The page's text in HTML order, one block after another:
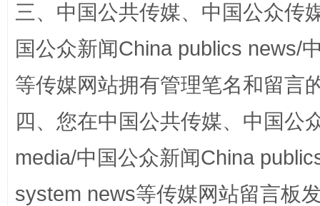
“刷贴”乱象丛生
三、中国公共传媒、中国公众传
国公众新闻China publics news/
等传媒网站拥有管理笔名和留言
四、您在中国公共传媒、中国公
media/中国公众新闻China
system news等传媒网站留言板